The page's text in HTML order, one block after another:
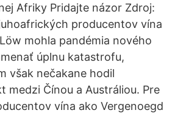
Afriky Pridajte názor Zdroj:
producentov vína
mohla pandémia nového
úplnu katastrofu,
však nečakane hodil
medzi Čínou a Austráliou. Pre
vína ako Vergenoegd